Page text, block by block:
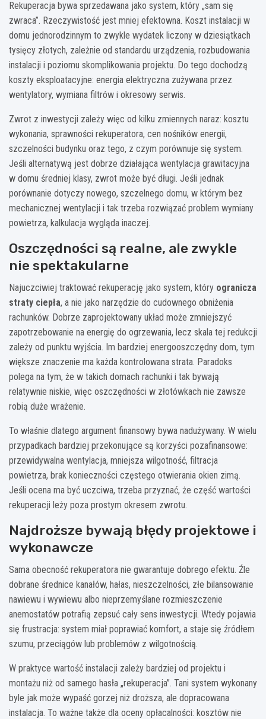
Rekuperacja bywa sprzedawana jako system, który „sam się
zwraca”. Rzeczywistość jest mniej efektowna. Koszt instalacji w
domu jednorodzinnym to zwykle wydatek liczony w dziesiątkach
tysięcy złotych, zależnie od standardu urządzenia, rozbudowania
instalacji i poziomu skomplikowania projektu. Do tego dochodzą
koszty eksploatacyjne: energia elektryczna zużywana przez
wentylatory, wymiana filtrów i okresowy serwis.
Zwrot z inwestycji zależy więc od kilku zmiennych naraz: kosztu
wykonania, sprawności rekuperatora, cen nośników energii,
szczelności budynku oraz tego, z czym porównuje się system.
Jeśli alternatywą jest dobrze działająca wentylacja grawitacyjna
w domu średniej klasy, zwrot może być długi. Jeśli jednak
porównanie dotyczy nowego, szczelnego domu, w którym bez
mechanicznej wentylacji i tak trzeba rozwiązać problem wymiany
powietrza, kalkulacja wygląda inaczej.
Oszczędności są realne, ale zwykle
nie spektakularne
Najuczciwiej traktować rekuperację jako system, który ogranicza
straty ciepła, a nie jako narzędzie do cudownego obniżenia
rachunków. Dobrze zaprojektowany układ może zmniejszyć
zapotrzebowanie na energię do ogrzewania, lecz skala tej redukcji
zależy od punktu wyjścia. Im bardziej energooszczędny dom, tym
większe znaczenie ma każda kontrolowana strata. Paradoks
polega na tym, że w takich domach rachunki i tak bywają
relatywnie niskie, więc oszczędności w złotówkach nie zawsze
robią duże wrażenie.
To właśnie dlatego argument finansowy bywa nadużywany. W wielu
przypadkach bardziej przekonujące są korzyści pozafinansowe:
przewidywalna wentylacja, mniejsza wilgotność, filtracja
powietrza, brak konieczności częstego otwierania okien zimą.
Jeśli ocena ma być uczciwa, trzeba przyznać, że część wartości
rekuperacji leży poza prostym okresem zwrotu.
Najdroższe bywają błędy projektowe i
wykonawcze
Sama obecność rekuperatora nie gwarantuje dobrego efektu. Źle
dobrane średnice kanałów, hałas, nieszczelności, złe bilansowanie
nawiewu i wywiewu albo nieprzemyślane rozmieszczenie
anemostatów potrafią zepsuć cały sens inwestycji. Wtedy pojawia
się frustracja: system miał poprawiać komfort, a staje się źródłem
szumu, przeciągów lub problemów z wilgotnością.
W praktyce wartość instalacji zależy bardziej od projektu i
montażu niż od samego hasła „rekuperacja”. Tani system wykonany
byle jak może wypaść gorzej niż droższa, ale dopracowana
instalacja. To ważne także dla oceny opłacalności: kosztów nie